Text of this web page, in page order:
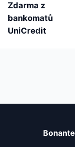
Zdarma z
bankomatů
UniCredit
Bonante